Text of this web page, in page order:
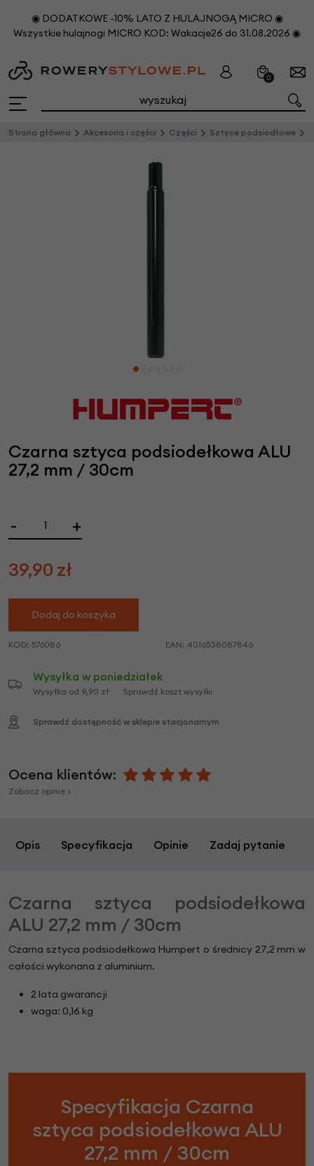
◉ DODATKOWE -10% LATO Z HULAJNOGĄ MICRO ◉
Wszystkie hulajnogi MICRO KOD: Wakacje26 do 31.08.2026 ◉
0
Strona główna Akcesoria i części Części Sztyce podsiodłowe
Czarna sztyca podsiodełkowa ALU
27,2 mm / 30cm
- +
39,90 zł
Dodaj do koszyka
KOD: 576086 EAN: 4016538087846
Wysyłka w poniedziałek
Wysyłka od 9,90 zł Sprawdź koszt wysyłki
Sprawdź dostępność w sklepie stacjonarnym
Ocena klientów:
Zobacz opinie >
Opis Specyfikacja Opinie Zadaj pytanie
Czarna sztyca podsiodełkowa
ALU 27,2 mm / 30cm
Czarna sztyca podsiodełkowa Humpert o średnicy 27,2 mm w
całości wykonana z aluminium.
2 lata gwarancji
waga: 0,16 kg
Specyfikacja Czarna
sztyca podsiodełkowa ALU
27,2 mm / 30cm